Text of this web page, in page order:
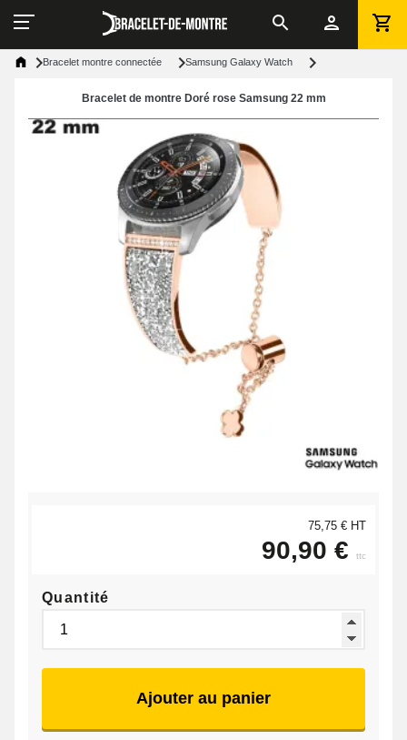
Bracelet montre connectée Samsung Galaxy Watch
Bracelet de montre Doré rose Samsung 22 mm
75,75 € HT
90,90 € ttc
Quantité
Ajouter au panier